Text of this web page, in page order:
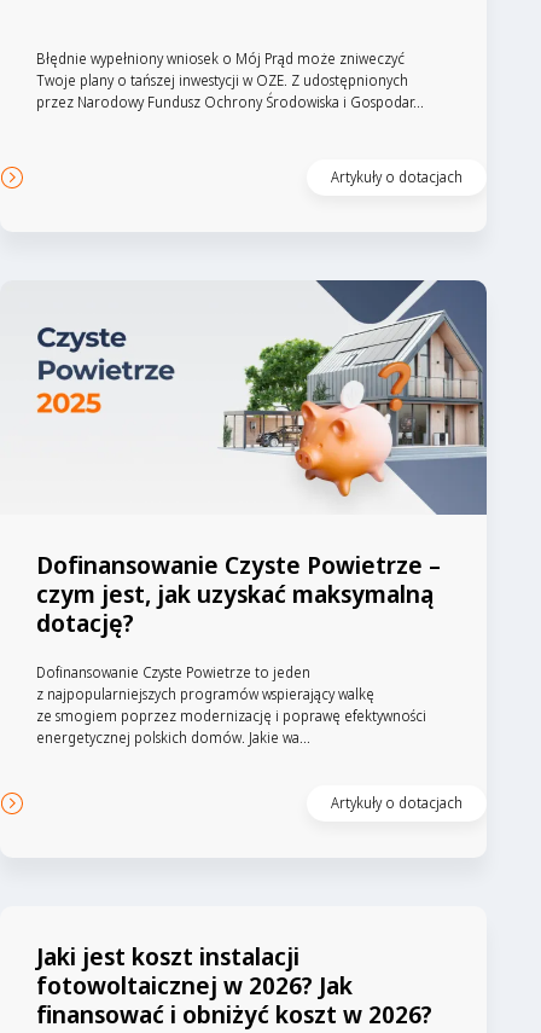
Błędnie wypełniony wniosek o Mój Prąd może zniweczyć
Twoje plany o tańszej inwestycji w OZE. Z udostępnionych
przez Narodowy Fundusz Ochrony Środowiska i Gospodar...
Artykuły o dotacjach
Dofinansowanie Czyste Powietrze –
czym jest, jak uzyskać maksymalną
dotację?
Dofinansowanie Czyste Powietrze to jeden
z najpopularniejszych programów wspierający walkę
ze smogiem poprzez modernizację i poprawę efektywności
energetycznej polskich domów. Jakie wa...
Artykuły o dotacjach
Jaki jest koszt instalacji
fotowoltaicznej w 2026? Jak
finansować i obniżyć koszt w 2026?